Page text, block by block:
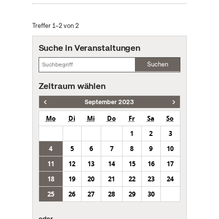
Treffer 1–2 von 2
Suche in Veranstaltungen
Suchen
Zeitraum wählen
September 2023
Mo Di Mi Do Fr Sa
So
1
2
3
4
5 6 7 8 9
10
11
12 13 14 15 16
17
18
19 20 21 22 23
24
25
26 27 28 29 30